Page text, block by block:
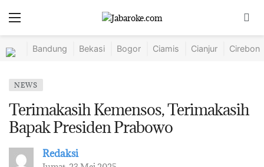
Bandung Bekasi Bogor Ciamis Cianjur Cirebon
NEWS
Terimakasih Kemensos, Terimakasih
Bapak Presiden Prabowo
Redaksi